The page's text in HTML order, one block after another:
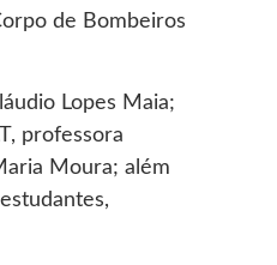
de Bombeiros
Lopes Maia;
professora
Moura; além